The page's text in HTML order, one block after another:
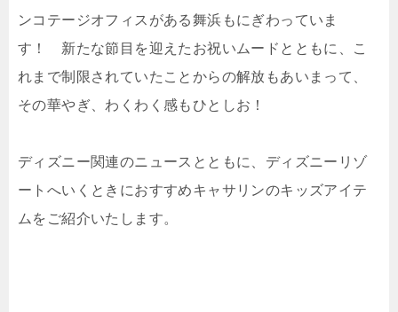
ンコテージオフィスがある舞浜もにぎわっていま
す！ 新たな節目を迎えたお祝いムードとともに、こ
れまで制限されていたことからの解放もあいまって、
その華やぎ、わくわく感もひとしお！
ディズニー関連のニュースとともに、ディズニーリゾ
ートへいくときにおすすめキャサリンのキッズアイテ
ムをご紹介いたします。